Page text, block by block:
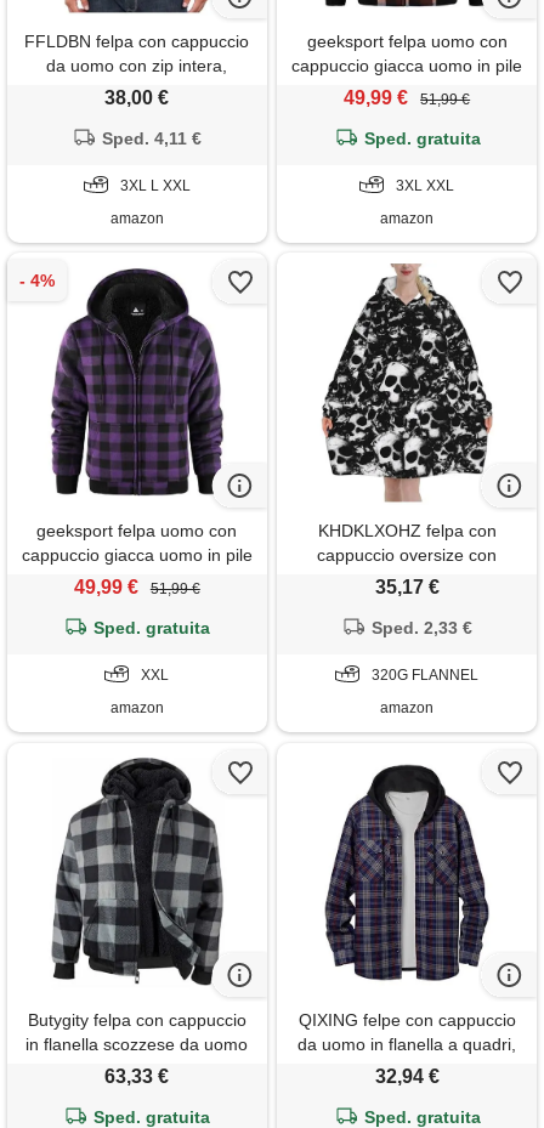
FFLDBN felpa con cappuccio
da uomo con zip intera,
pesante, foderata in pile
flanella, calda, invernale, a
tasche, verde, large
38,00 €
Sped. 4,11 €
3XL L XXL
amazon
geeksport felpa uomo con
cappuccio giacca uomo in pile
felpa flanella a quadri caldo
boscaiolo con zip caffè 3xl
49,99 € 51,99 €
Sped. gratuita
3XL XXL
amazon
geeksport felpa uomo con
cappuccio giacca uomo in pile
felpa flanella a quadri caldo
boscaiolo con zip viola xxl
49,99 € 51,99 €
Sped. gratuita
XXL
amazon
KHDKLXOHZ felpa con
cappuccio oversize con
stampa di teschio umano
indossabile per adulti, per
super morbida e calda, in
flanella con cappuccio, con
35,17 €
Sped. 2,33 €
320G FLANNEL
amazon
Butygity felpa con cappuccio
in flanella scozzese da uomo
foderata in pile sherpa con zip
termiche a maniche lunghe,
63,33 €
Sped. gratuita
QIXING felpe con cappuccio
da uomo in flanella a quadri,
giacca camicia con cappuccio,
calda, a maniche lunghe,
32,94 €
Sped. gratuita